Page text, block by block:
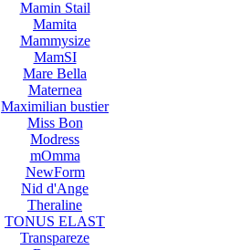
Mamin Stail
Mamita
Mammysize
MamSI
Mare Bella
Maternea
Maximilian bustier
Miss Bon
Modress
mOmma
NewForm
Nid d'Ange
Theraline
TONUS ELAST
Transpareze